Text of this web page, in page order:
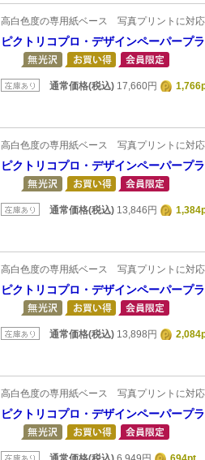
高白色度の専用紙ベース 写真プリントに対
ピクトリコプロ・デザインペーパープ
通常価格(税込) 17,660円
高白色度の専用紙ベース 写真プリントに対
ピクトリコプロ・デザインペーパープ
通常価格(税込) 13,846円
高白色度の専用紙ベース 写真プリントに対
ピクトリコプロ・デザインペーパープ
通常価格(税込) 13,898円
高白色度の専用紙ベース 写真プリントに対
ピクトリコプロ・デザインペーパープ